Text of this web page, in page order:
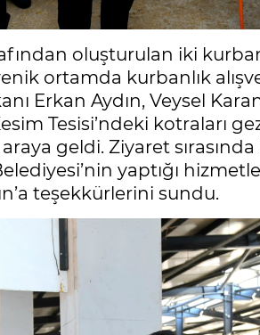
oluşturulan iki
ortamda kurbanlık
Erkan Aydın, Veysel
Tesisi’ndeki kotraları
geldi. Ziyaret
yaptığı
teşekkürlerini sundu.